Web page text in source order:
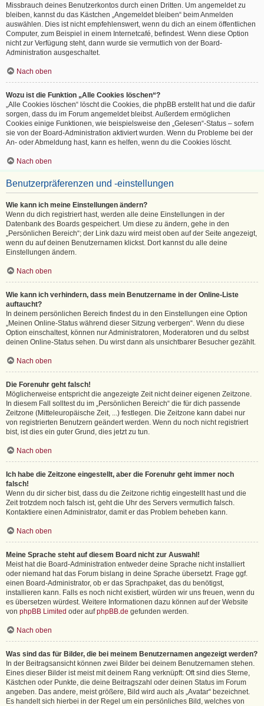
Missbrauch deines Benutzerkontos durch einen Dritten. Um angemeldet zu
bleiben, kannst du das Kästchen „Angemeldet bleiben“ beim Anmelden
auswählen. Dies ist nicht empfehlenswert, wenn du dich an einem öffentlichen
Computer, zum Beispiel in einem Internetcafé, befindest. Wenn diese Option
nicht zur Verfügung steht, dann wurde sie vermutlich von der Board-
Administration ausgeschaltet.
Nach oben
Wozu ist die Funktion „Alle Cookies löschen“?
„Alle Cookies löschen“ löscht die Cookies, die phpBB erstellt hat und die dafür
sorgen, dass du im Forum angemeldet bleibst. Außerdem ermöglichen
Cookies einige Funktionen, wie beispielsweise den „Gelesen“-Status – sofern
sie von der Board-Administration aktiviert wurden. Wenn du Probleme bei der
An- oder Abmeldung hast, kann es helfen, wenn du die Cookies löscht.
Nach oben
Benutzerpräferenzen und -einstellungen
Wie kann ich meine Einstellungen ändern?
Wenn du dich registriert hast, werden alle deine Einstellungen in der
Datenbank des Boards gespeichert. Um diese zu ändern, gehe in den
„Persönlichen Bereich“; der Link dazu wird meist oben auf der Seite angezeigt,
wenn du auf deinen Benutzernamen klickst. Dort kannst du alle deine
Einstellungen ändern.
Nach oben
Wie kann ich verhindern, dass mein Benutzername in der Online-Liste
auftaucht?
In deinem persönlichen Bereich findest du in den Einstellungen eine Option
„Meinen Online-Status während dieser Sitzung verbergen“. Wenn du diese
Option einschaltest, können nur Administratoren, Moderatoren und du selbst
deinen Online-Status sehen. Du wirst dann als unsichtbarer Besucher gezählt.
Nach oben
Die Forenuhr geht falsch!
Möglicherweise entspricht die angezeigte Zeit nicht deiner eigenen Zeitzone.
In diesem Fall solltest du im „Persönlichen Bereich“ die für dich passende
Zeitzone (Mitteleuropäische Zeit, ...) festlegen. Die Zeitzone kann dabei nur
von registrierten Benutzern geändert werden. Wenn du noch nicht registriert
bist, ist dies ein guter Grund, dies jetzt zu tun.
Nach oben
Ich habe die Zeitzone eingestellt, aber die Forenuhr geht immer noch
falsch!
Wenn du dir sicher bist, dass du die Zeitzone richtig eingestellt hast und die
Zeit trotzdem noch falsch ist, geht die Uhr des Servers vermutlich falsch.
Kontaktiere einen Administrator, damit er das Problem beheben kann.
Nach oben
Meine Sprache steht auf diesem Board nicht zur Auswahl!
Meist hat die Board-Administration entweder deine Sprache nicht installiert
oder niemand hat das Forum bislang in deine Sprache übersetzt. Frage ggf.
einen Board-Administrator, ob er das Sprachpaket, das du benötigst,
installieren kann. Falls es noch nicht existiert, würden wir uns freuen, wenn du
es übersetzen würdest. Weitere Informationen dazu können auf der Website
von phpBB Limited oder aufphpBB.de gefunden werden.
Nach oben
Was sind das für Bilder, die bei meinem Benutzernamen angezeigt werden?
In der Beitragsansicht können zwei Bilder bei deinem Benutzernamen stehen.
Eines dieser Bilder ist meist mit deinem Rang verknüpft: Oft sind dies Sterne,
Kästchen oder Punkte, die deine Beitragszahl oder deinen Status im Forum
angeben. Das andere, meist größere, Bild wird auch als „Avatar“ bezeichnet.
Es handelt sich hierbei in der Regel um ein persönliches Bild, welches von